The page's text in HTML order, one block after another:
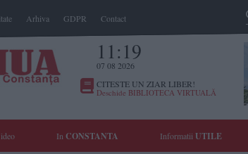
Arhiva GDPR Contact
11:19
07 08 2026
CITESTE UN ZIAR LIBER!
Deschide BIBLIOTECA VIRTUALĂ
In CONSTANTA Informatii UTILE